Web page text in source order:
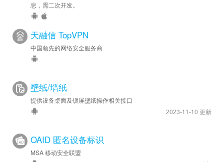
息，需二次开发。
天融信 TopVPN
中国领先的网络安全服务商
壁纸/墙纸
提供设备桌面及锁屏壁纸操作相关接口
2023-11-10 更新
OAID 匿名设备标识
MSA 移动安全联盟